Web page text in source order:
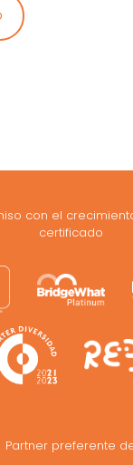
Partner preferente
con el
certificado